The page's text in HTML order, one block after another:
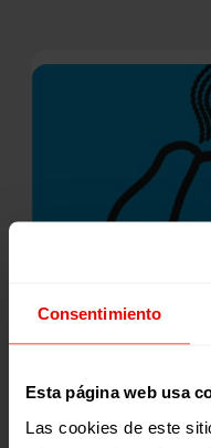
Consentimiento
Esta página web usa
Las cookies de este
UN MUNDO EN
Tras «Un Mundo